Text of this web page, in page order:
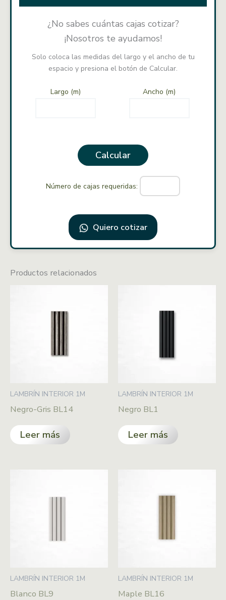
¿No sabes cuántas cajas cotizar?
¡Nosotros te ayudamos!
Solo coloca las medidas del largo y el ancho de tu
espacio y presiona el botón de Calcular.
Largo (m) Ancho (m)
Calcular
Número de cajas requeridas:
Quiero cotizar
Productos relacionados
LAMBRÍN INTERIOR 1M
Negro-Gris BL14
Leer más
LAMBRÍN INTERIOR 1M
Negro BL1
Leer más
LAMBRÍN INTERIOR 1M
Blanco BL9
LAMBRÍN INTERIOR 1M
Maple BL16